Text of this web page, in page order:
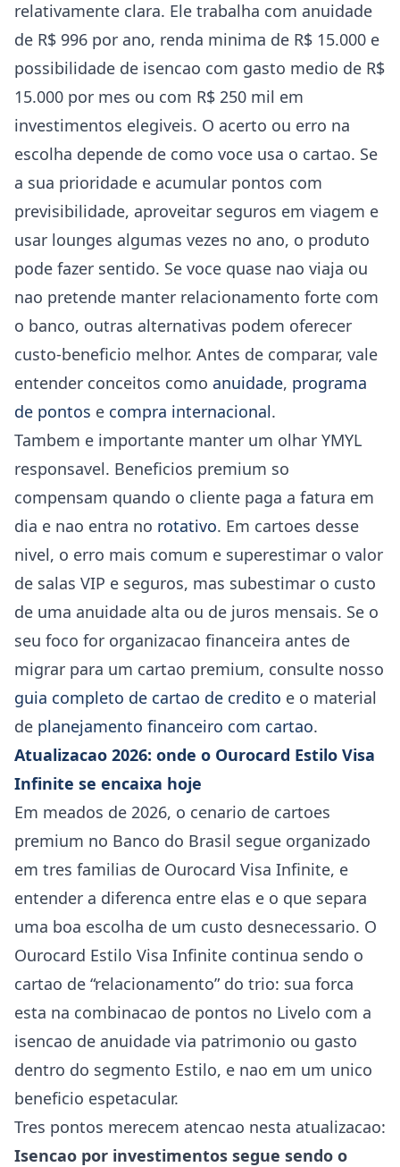
relativamente clara. Ele trabalha com anuidade
de R$ 996 por ano, renda minima de R$ 15.000 e
possibilidade de isencao com gasto medio de R$
15.000 por mes ou com R$ 250 mil em
investimentos elegiveis. O acerto ou erro na
escolha depende de como voce usa o cartao. Se
a sua prioridade e acumular pontos com
previsibilidade, aproveitar seguros em viagem e
usar lounges algumas vezes no ano, o produto
pode fazer sentido. Se voce quase nao viaja ou
nao pretende manter relacionamento forte com
o banco, outras alternativas podem oferecer
custo-beneficio melhor. Antes de comparar, vale
entender conceitos como anuidade, programa
de pontos e compra internacional.
Tambem e importante manter um olhar YMYL
responsavel. Beneficios premium so
compensam quando o cliente paga a fatura em
dia e nao entra no rotativo. Em cartoes desse
nivel, o erro mais comum e superestimar o valor
de salas VIP e seguros, mas subestimar o custo
de uma anuidade alta ou de juros mensais. Se o
seu foco for organizacao financeira antes de
migrar para um cartao premium, consulte nosso
guia completo de cartao de credito e o material
de planejamento financeiro com cartao.
Atualizacao 2026: onde o Ourocard Estilo Visa
Infinite se encaixa hoje
Em meados de 2026, o cenario de cartoes
premium no Banco do Brasil segue organizado
em tres familias de Ourocard Visa Infinite, e
entender a diferenca entre elas e o que separa
uma boa escolha de um custo desnecessario. O
Ourocard Estilo Visa Infinite continua sendo o
cartao de “relacionamento” do trio: sua forca
esta na combinacao de pontos no Livelo com a
isencao de anuidade via patrimonio ou gasto
dentro do segmento Estilo, e nao em um unico
beneficio espetacular.
Tres pontos merecem atencao nesta atualizacao:
Isencao por investimentos segue sendo o